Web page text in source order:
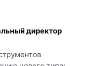
директор